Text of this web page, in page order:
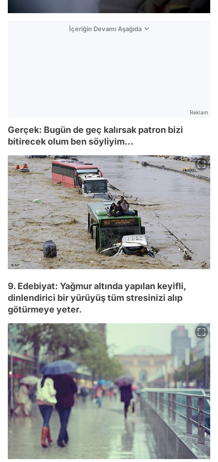
İçeriğin Devamı Aşağıda
Reklam
Gerçek: Bugün de geç kalırsak patron bizi
bitirecek olum ben söyliyim...
9. Edebiyat: Yağmur altında yapılan keyifli,
dinlendirici bir yürüyüş tüm stresinizi alıp
götürmeye yeter.